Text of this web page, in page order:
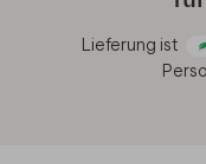
Lieferung ist